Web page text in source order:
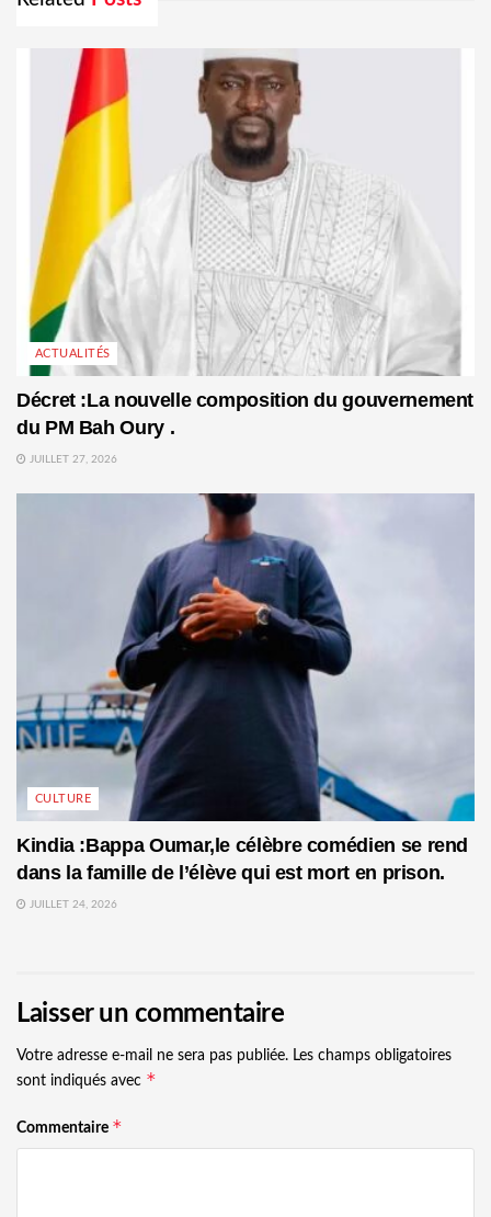
ACTUALITÉS
Décret :La nouvelle composition du gouvernement
du PM Bah Oury .
JUILLET 27, 2026
CULTURE
Kindia :Bappa Oumar,le célèbre comédien se rend
dans la famille de l’élève qui est mort en prison.
JUILLET 24, 2026
Laisser un commentaire
Votre adresse e-mail ne sera pas publiée. Les champs obligatoires
sont indiqués avec *
Commentaire *